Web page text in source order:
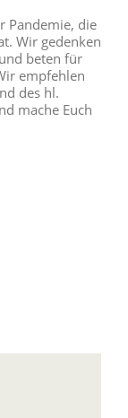
Pandemie, die
Wir gedenken
beten für
empfehlen
des hl.
mache Euch